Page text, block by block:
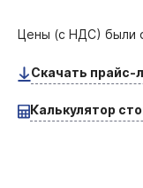
Цены (с НДС) были
Скачать прайс-
Калькулятор